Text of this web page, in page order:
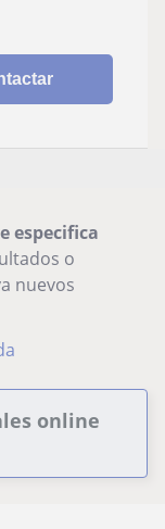
especifica
o
nuevos
online